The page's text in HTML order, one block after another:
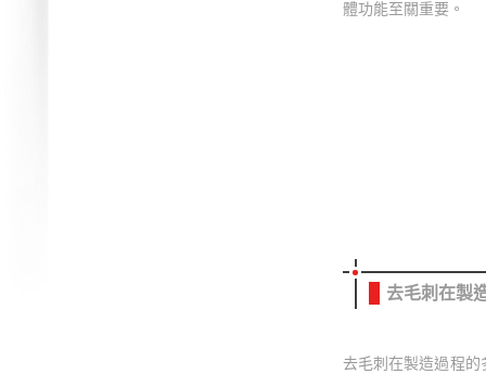
體功能至關重要。
去毛刺在製
去毛刺在製造過程的